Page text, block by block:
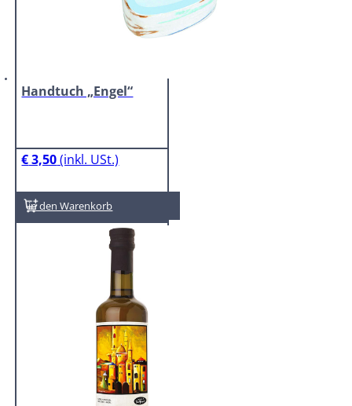
Handtuch „Engel“
€3,50
In den Warenkorb